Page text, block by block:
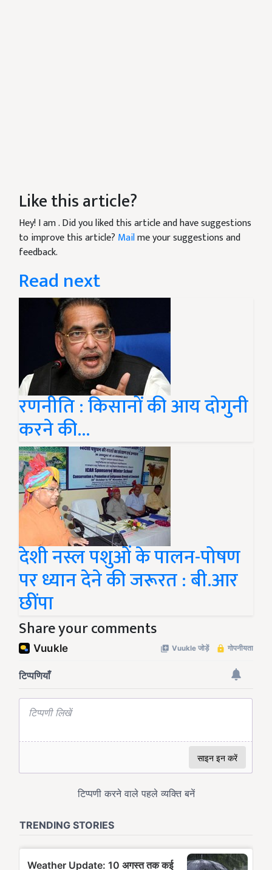
Like this article?
Hey! I am. Did you liked this article and have suggestions
to improve this article? Mailme your suggestions and
feedback.
Read next
रणनीति : किसानों की आय दोगुनी
करने की...
देशी नस्ल पशुओं के पालन-पोषण
पर ध्यान देने की जरूरत : बी.आर
छींपा
Share your comments